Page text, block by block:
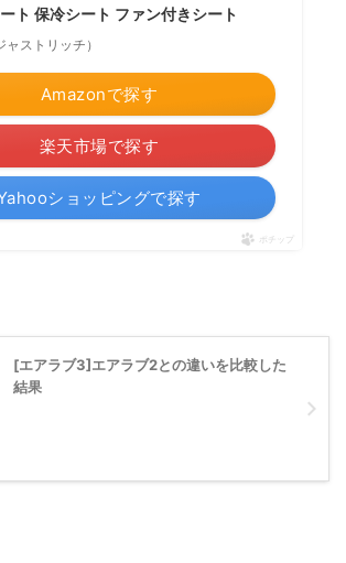
ト 保冷シート ファン付きシート
ストリッチ）
Amazonで探す
楽天市場で探す
ショッピングで探す
ポチップ
[エアラブ3]エアラブ2との違いを比較した
結果